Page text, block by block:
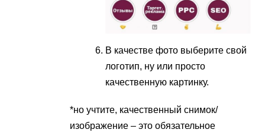
В качестве фото выберите свой
логотип, ну или просто
качественную картинку.
*но учтите, качественный снимок/
изображение – это обязательное